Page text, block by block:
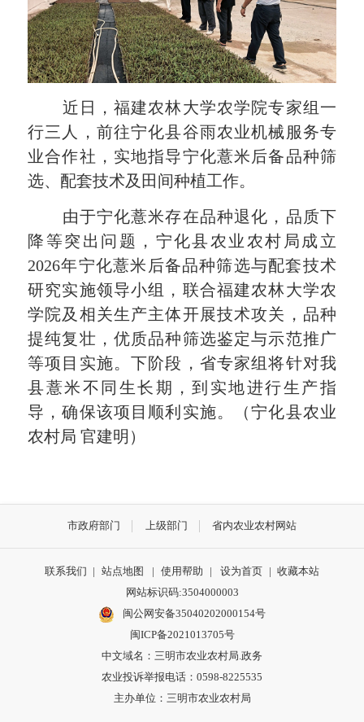
近日，福建农林大学农学院专家组一
行三人，前往宁化县谷雨农业机械服务专
业合作社，实地指导宁化薏米后备品种筛
选、 配套技术及田间种植工作。
由于宁化薏米存在品种退化，品质下
降等突出问题，宁化县农业农村局成立
2026年宁化薏米后备品种筛选与配套技术
研究实施领导小组，联合福建农林大学农
学院及相关生产主体开展技术攻关，品种
提纯复壮，优质品种筛选鉴定与示范推广
等项目实施。下阶段，省专家组将针对我
县薏米不同生长期，到实地进行生产指
导，确保该项目顺利实施。（宁化县农业
农村局 官建明）
市政府部门 上级部门 省内农业农村网站
联系我们 | 站点地图 | 使用帮助 | 设为首页 | 收藏本站
网站标识码:3504000003
闽公网安备35040202000154号
闽ICP备2021013705号
中文域名：三明市农业农村局.政务
农业投诉举报电话：0598-8225535
主办单位：三明市农业农村局